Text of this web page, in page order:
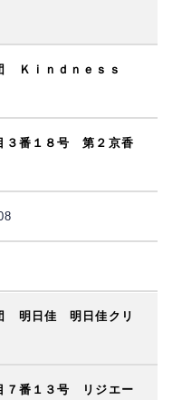
Ｋｉｎｄｎｅｓｓ
３番１８号 第２京香
明日佳 明日佳クリ
７番１３号 リジエー